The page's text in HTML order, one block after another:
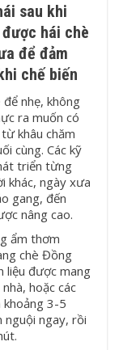
sau khi
hái chè
để đảm
chế biến
nhẹ, không
ra muốn có
khâu chăm
cùng. Các kỹ
triển từng
khác, ngày xưa
gang, đến
nâng cao.
ẩm thơm
chè Đồng
liệu được mang
hoặc các
khoảng 3-5
nguội ngay, rồi